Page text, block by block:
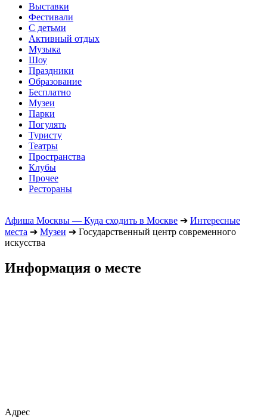
Выставки
Фестивали
С детьми
Активный отдых
Музыка
Шоу
Праздники
Образование
Бесплатно
Музеи
Парки
Погулять
Туристу
Театры
Пространства
Клубы
Прочее
Рестораны
Афиша Москвы — Куда сходить в Москве ➔ Интересные
места ➔ Музеи ➔ Государственный центр современного
искусства
Информация о месте
Адрес